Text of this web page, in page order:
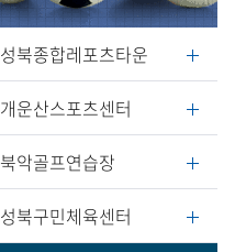
성북종합레포츠타운
개운산스포츠센터
북악골프연습장
성북구민체육센터